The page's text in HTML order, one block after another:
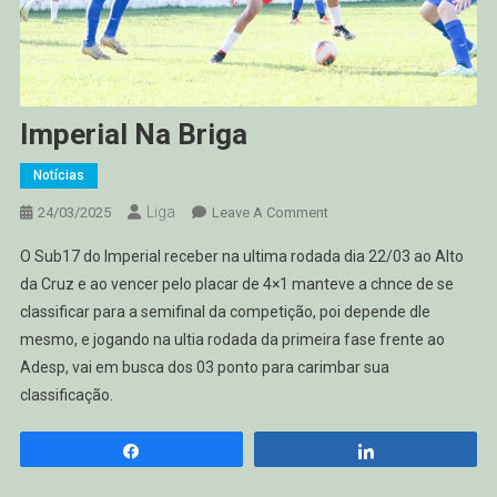
Imperial Na Briga
Notícias
24/03/2025 Liga Leave A CommentOn
Na
Briga
O Sub17 do Imperial receber na ultima rodada dia 22/03 ao Alto
da Cruz e ao vencer pelo placar de 4×1 manteve a chnce de se
classificar para a semifinal da competição, poi depende dle
mesmo, e jogando na ultia rodada da primeira fase frente ao
Adesp, vai em busca dos 03 ponto para carimbar sua
classificação.